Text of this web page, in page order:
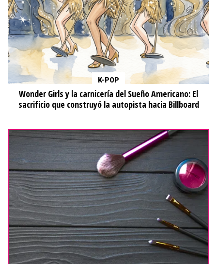
K-POP
Wonder Girls y la carnicería del Sueño Americano: El
sacrificio que construyó la autopista hacia Billboard